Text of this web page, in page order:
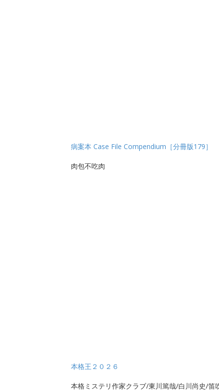
病案本 Case File Compendium［分冊版179］
肉包不吃肉
本格王２０２６
本格ミステリ作家クラブ/東川篤哉/白川尚史/